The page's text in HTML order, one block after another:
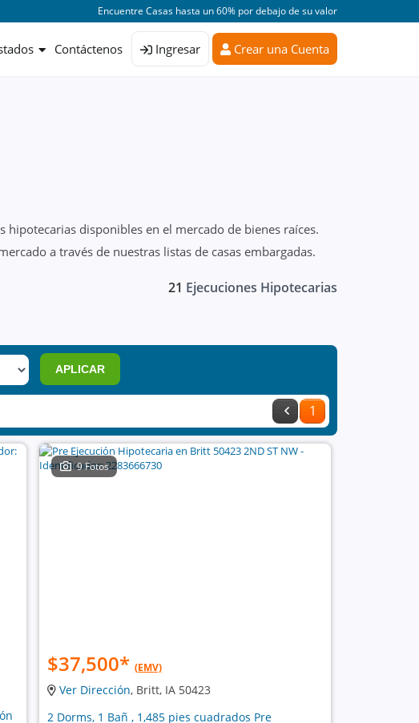
Encuentre Casas hasta un 60% por debajo de su valor
Contáctenos Ingresar Crear una Cuenta
disponibles en el mercado de bienes raíces.
a través de nuestras listas de casas embargadas.
21 Ejecuciones Hipotecarias
APLICAR
1
9 Fotos
$37,500* (EMV)
Ver Dirección, Britt, IA 50423
2 Dorms, 1 Bañ , 1,485 pies cuadrados Pre